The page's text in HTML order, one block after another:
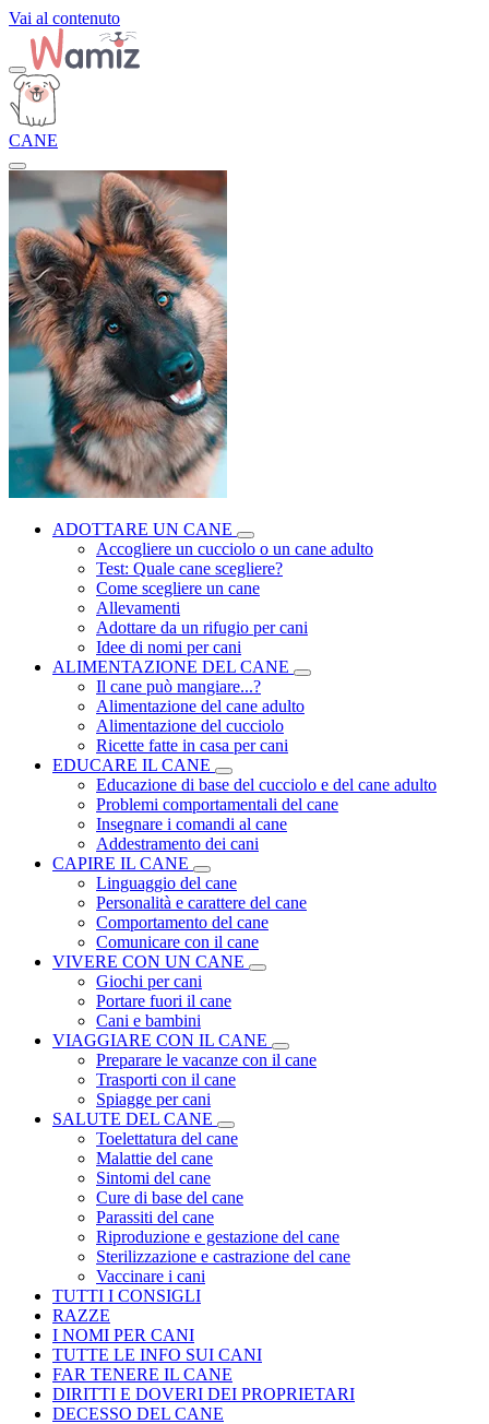
Vai al contenuto
CANE
ADOTTARE UN CANE
Accogliere un cucciolo o un cane adulto
Test: Quale cane scegliere?
Come scegliere un cane
Allevamenti
Adottare da un rifugio per cani
Idee di nomi per cani
ALIMENTAZIONE DEL CANE
Il cane può mangiare...?
Alimentazione del cane adulto
Alimentazione del cucciolo
Ricette fatte in casa per cani
EDUCARE IL CANE
Educazione di base del cucciolo e del cane adulto
Problemi comportamentali del cane
Insegnare i comandi al cane
Addestramento dei cani
CAPIRE IL CANE
Linguaggio del cane
Personalità e carattere del cane
Comportamento del cane
Comunicare con il cane
VIVERE CON UN CANE
Giochi per cani
Portare fuori il cane
Cani e bambini
VIAGGIARE CON IL CANE
Preparare le vacanze con il cane
Trasporti con il cane
Spiagge per cani
SALUTE DEL CANE
Toelettatura del cane
Malattie del cane
Sintomi del cane
Cure di base del cane
Parassiti del cane
Riproduzione e gestazione del cane
Sterilizzazione e castrazione del cane
Vaccinare i cani
TUTTI I CONSIGLI
RAZZE
I NOMI PER CANI
TUTTE LE INFO SUI CANI
FAR TENERE IL CANE
DIRITTI E DOVERI DEI PROPRIETARI
DECESSO DEL CANE